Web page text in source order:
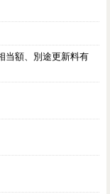
当額、別途更新料有